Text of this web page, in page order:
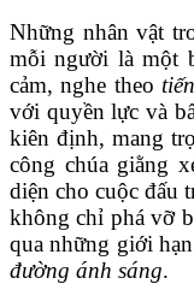
Những nhân vật
mỗi người là một
cảm, nghe theo
với quyền lực và
kiên định, mang
công chúa giằng
diện cho cuộc đấu
không chỉ phá vỡ
qua những giới
đường ánh sáng.